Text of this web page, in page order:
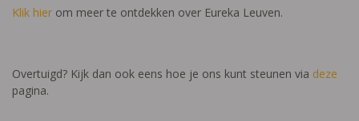
Klik hier om meer te ontdekken over Eureka Leuven.
Overtuigd? Kijk dan ook eens hoe je ons kunt steunen via deze
pagina.